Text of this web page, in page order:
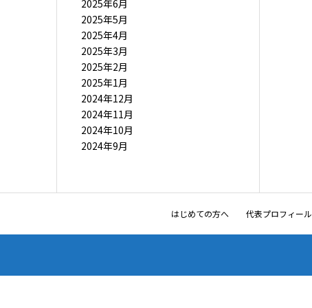
2025年6月
2025年5月
2025年4月
2025年3月
2025年2月
2025年1月
2024年12月
2024年11月
2024年10月
2024年9月
はじめての方へ 代表プロフィール